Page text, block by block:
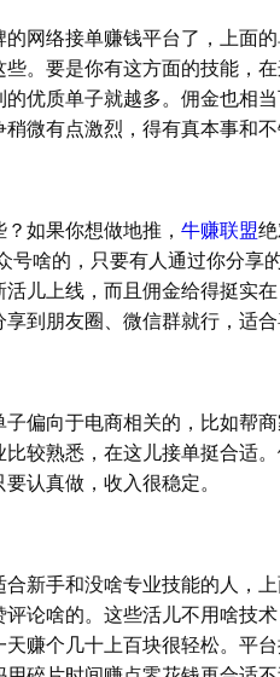
网络接单赚钱平台了，上面
些。要是你有这方面的技能，
优质单子就越多。佣金也相
微有点激烈，得有真本事和
如果你想做地推， 牛赚联盟
号啥的，只要有人通过你分享
儿上线，而且佣金给得挺实
到朋友圈、微信群就行，适
偏向于电商相关的，比如帮
较熟悉，在这儿接单挺合适
认真做，收入很稳定。
新手和没啥专业技能的人，
论啥的。这些活儿不用啥技
赚个几十上百块很轻松。平